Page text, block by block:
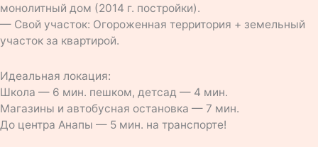
монолитный дом (2014 г. постройки).
— Свой участок: Огороженная территория + земельный
участок за квартирой.
Идеальная локация:
Школа — 6 мин. пешком, детсад — 4 мин.
Магазины и автобусная остановка — 7 мин.
До центра Анапы — 5 мин. на транспорте!